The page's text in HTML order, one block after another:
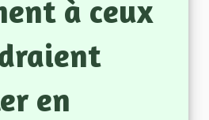
à ceux
en